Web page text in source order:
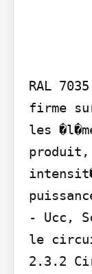
RAL
firme
les
- Ucc,
le
2.3.2